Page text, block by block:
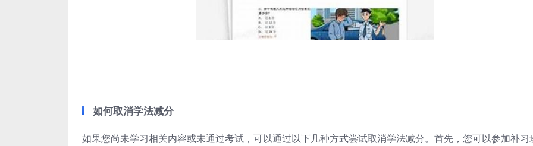
如何取消学法减分
如果您尚未学习相关内容或未通过考试，可以通过以下几种方式尝试取消学法减分。首先，您可以参加补习